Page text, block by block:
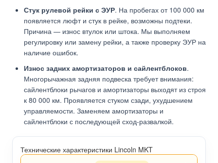
Стук рулевой рейки с ЭУР. На пробегах от 100 000 км
появляется люфт и стук в рейке, возможны подтеки.
Причина — износ втулок или штока. Мы выполняем
регулировку или замену рейки, а также проверку ЭУР на
наличие ошибок.
Износ задних амортизаторов и сайлентблоков.
Многорычажная задняя подвеска требует внимания:
сайлентблоки рычагов и амортизаторы выходят из строя
к 80 000 км. Проявляется стуком сзади, ухудшением
управляемости. Заменяем амортизаторы и
сайлентблоки с последующей сход-развалкой.
Технические характеристики Lincoln MKT